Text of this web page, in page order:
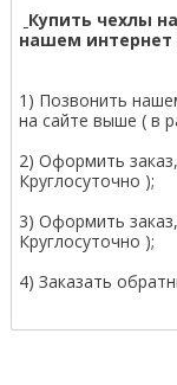
Купить чехлы
нашем
1) Позвонить
на сайте выше ( в
2) Оформить
Круглосуточно );
3) Оформить
Круглосуточно );
4) Заказать